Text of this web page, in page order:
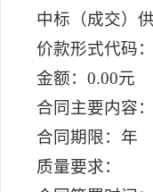
中标（成交）
价款形式代码
金额：0.00元
合同主要内容
合同期限：年
质量要求：